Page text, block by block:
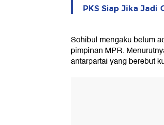
PKS Siap Jika Jadi
Sohibul mengaku belum
pimpinan MPR.
antarpartai yang berebut